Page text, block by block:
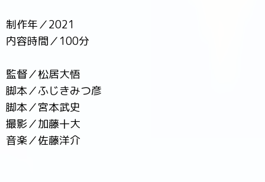
制作年／2021
内容時間／100分
監督／松居大悟
脚本／ふじきみつ彦
脚本／宮本武史
撮影／加藤十大
音楽／佐藤洋介